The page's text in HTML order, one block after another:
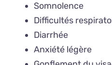
Somnolence
Difficultés
Diarrhée
Anxiété légère